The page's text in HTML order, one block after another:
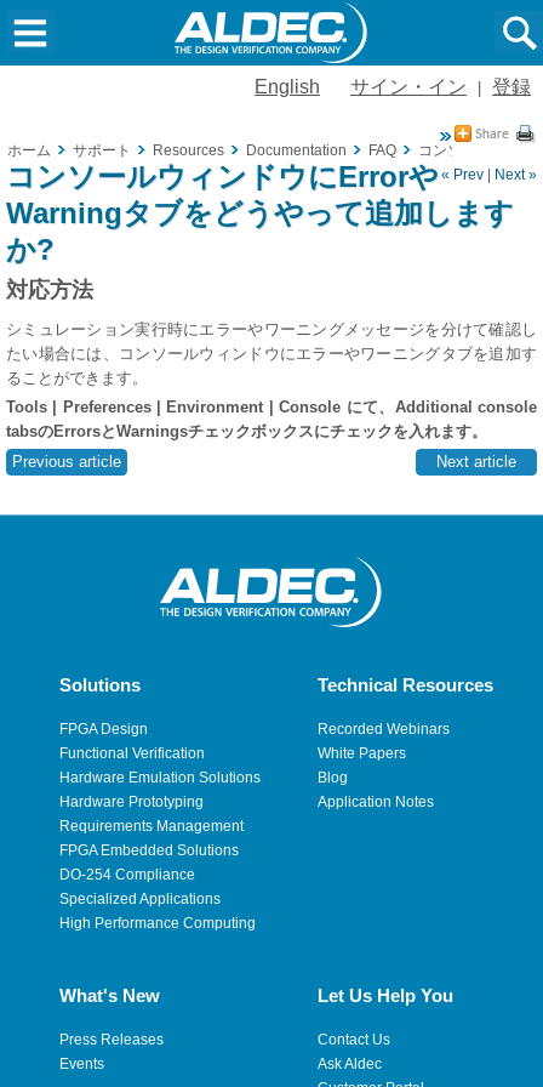
English サイン・イン 登録
ホーム サポート Resources Documentation FAQ
コンソールウィン
« Prev
Next »
コンソールウィンドウにErrorや
Warningタブをどうやって追加します
か?
対応方法
シミュレーション実行時にエラーやワーニングメッセージを分けて確認し
たい場合には、コンソールウィンドウにエラーやワーニングタブを追加す
ることができます。
Tools | Preferences | Environment | Console にて、Additional console
tabsのErrorsとWarningsチェックボックスにチェックを入れます。
Previous article
Next article
Solutions
FPGA Design
Functional Verification
Hardware Emulation Solutions
Hardware Prototyping
Requirements Management
FPGA Embedded Solutions
DO-254 Compliance
Specialized Applications
High Performance Computing
Technical Resources
Recorded Webinars
White Papers
Blog
Application Notes
What's New
Press Releases
Events
Let Us Help You
Contact Us
Ask Aldec